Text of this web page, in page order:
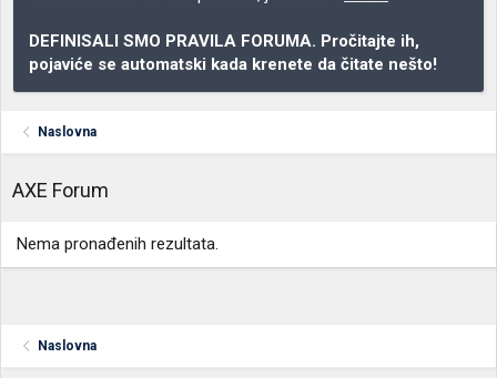
DEFINISALI SMO PRAVILA FORUMA. Pročitajte ih,
pojaviće se automatski kada krenete da čitate nešto!
Naslovna
AXE Forum
Nema pronađenih rezultata.
Naslovna